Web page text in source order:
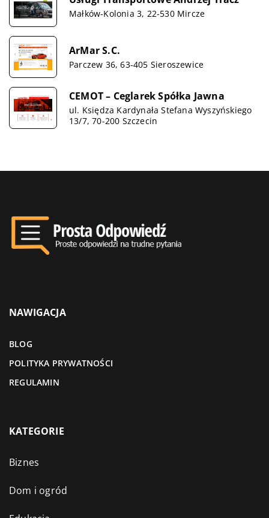
Małków-Kolonia 3, 22-530 Mircze
ArMar S.C.
Parczew 36, 63-405 Sieroszewice
CEMOT – Ceglarek Spółka Jawna
ul. Księdza Kardynała Stefana Wyszyńskiego
13/7, 70-200 Szczecin
NAWIGACJA
BLOG
POLITYKA PRYWATNOŚCI
REGULAMIN
KATEGORIE
Biznes
Dom i ogród